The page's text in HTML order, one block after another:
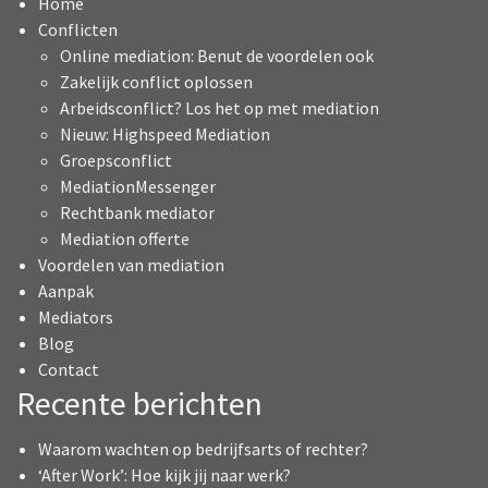
Conflicten
Online mediation: Benut de voordelen ook
Zakelijk conflict oplossen
Arbeidsconflict? Los het op met mediation
Nieuw: Highspeed Mediation
Groepsconflict
MediationMessenger
Rechtbank mediator
Mediation offerte
Voordelen van mediation
Aanpak
Mediators
Blog
Contact
Recente berichten
Waarom wachten op bedrijfsarts of rechter?
‘After Work’: Hoe kijk jij naar werk?